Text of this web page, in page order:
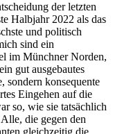
der letzten
Halbjahr 2022 als das
und politisch
sind ein
im Münchner Norden,
gut ausgebautes
sondern konsequente
Eingehen auf die
so, wie sie tatsächlich
die gegen den